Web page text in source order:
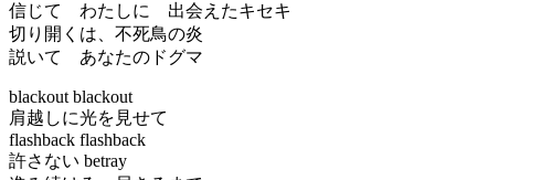
信じて わたしに 出会えたキセキ
切り開くは、不死鳥の炎
説いて あなたのドグマ
blackout blackout
肩越しに光を見せて
flashback flashback
許さない betray